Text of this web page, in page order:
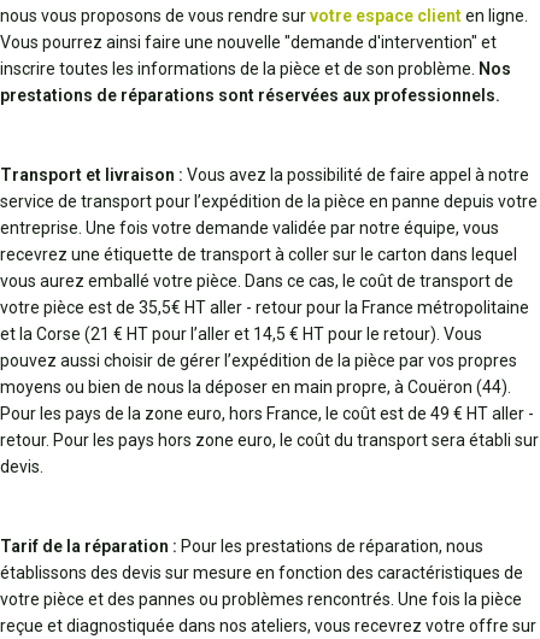
nous vous proposons de vous rendre survotre espace clienten ligne.
Vous pourrez ainsi faire une nouvelle "demande d'intervention" et
inscrire toutes les informations de la pièce et de son problème. Nos
prestations de réparations sont réservées aux professionnels.
Transport et livraison : Vous avez la possibilité de faire appel à notre
service de transport pour l’expédition de la pièce en panne depuis votre
entreprise. Une fois votre demande validée par notre équipe, vous
recevrez une étiquette de transport à coller sur le carton dans lequel
vous aurez emballé votre pièce. Dans ce cas, le coût de transport de
votre pièce est de 35,5€ HT aller - retour pour la France métropolitaine
et la Corse (21 € HT pour l’aller et 14,5 € HT pour le retour). Vous
pouvez aussi choisir de gérer l’expédition de la pièce par vos propres
moyens ou bien de nous la déposer en main propre, à Couëron (44).
Pour les pays de la zone euro, hors France, le coût est de 49 € HT aller -
retour. Pour les pays hors zone euro, le coût du transport sera établi sur
devis.
Tarif de la réparation : Pour les prestations de réparation, nous
établissons des devis sur mesure en fonction des caractéristiques de
votre pièce et des pannes ou problèmes rencontrés. Une fois la pièce
reçue et diagnostiquée dans nos ateliers, vous recevrez votre offre sur